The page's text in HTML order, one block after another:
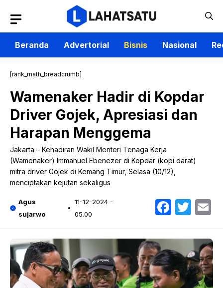
isi
Beranda
Advertorial Bisnis Nasional
[rank_math_breadcrumb]
Wamenaker Hadir di Kopdar
Driver Gojek, Apresiasi dan
Harapan Menggema
Jakarta – Kehadiran Wakil Menteri Tenaga Kerja
(Wamenaker) Immanuel Ebenezer di Kopdar (kopi darat)
mitra driver Gojek di Kemang Timur, Selasa (10/12),
menciptakan kejutan sekaligus
Agus
sujarwo
11-12-2024 -
05.00